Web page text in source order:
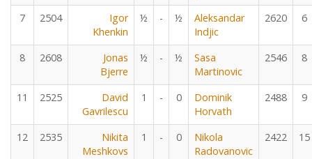
7 2504
Igor
Khenkin
½ - ½
Aleksandar
Indjic
2620 6
8 2608
Jonas
Bjerre
½ - ½
Sasa
Martinovic
2546 8
11 2525
David
Gavrilescu
1 - 0
Dominik
Horvath
2488 9
12 2535
Nikita
Meshkovs
1 - 0
Nikola
Radovanovic
2422 15